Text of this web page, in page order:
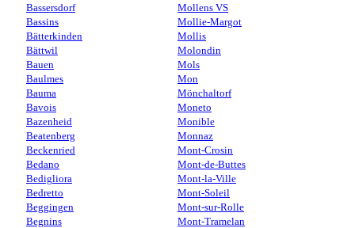
Bassersdorf
Bassins
Bätterkinden
Bättwil
Bauen
Baulmes
Bauma
Bavois
Bazenheid
Beatenberg
Beckenried
Bedano
Bedigliora
Bedretto
Beggingen
Begnins
Mollens VS
Mollie-Margot
Mollis
Molondin
Mols
Mon
Mönchaltorf
Moneto
Monible
Monnaz
Mont-Crosin
Mont-de-Buttes
Mont-la-Ville
Mont-Soleil
Mont-sur-Rolle
Mont-Tramelan